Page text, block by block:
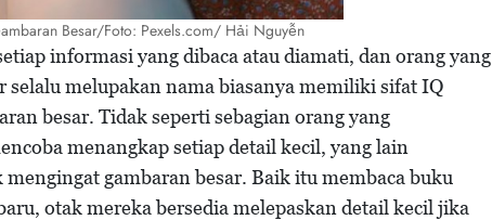
Besar/Foto: Pexels.com/ Hải Nguyễn
informasi yang dibaca atau diamati, dan orang yang
selalu melupakan nama biasanya memiliki sifat IQ
besar. Tidak seperti sebagian orang yang
menangkap setiap detail kecil, yang lain
gambaran besar. Baik itu membaca buku
otak mereka bersedia melepaskan detail kecil jika